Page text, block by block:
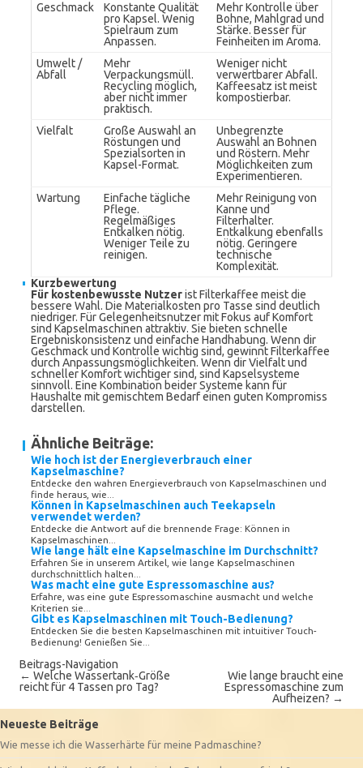
Geschmack
Konstante Qualität
pro Kapsel. Wenig
Spielraum zum
Anpassen.
Mehr Kontrolle über
Bohne, Mahlgrad und
Stärke. Besser für
Feinheiten im Aroma.
Umwelt /
Abfall
Mehr
Verpackungsmüll.
Recycling möglich,
aber nicht immer
praktisch.
Weniger nicht
verwertbarer Abfall.
Kaffeesatz ist meist
kompostierbar.
Vielfalt
Große Auswahl an
Röstungen und
Spezialsorten in
Kapsel-Format.
Unbegrenzte
Auswahl an Bohnen
und Röstern. Mehr
Möglichkeiten zum
Experimentieren.
Wartung
Einfache tägliche
Pflege.
Regelmäßiges
Entkalken nötig.
Weniger Teile zu
reinigen.
Mehr Reinigung von
Kanne und
Filterhalter.
Entkalkung ebenfalls
nötig. Geringere
technische
Komplexität.
Kurzbewertung
Für kostenbewusste Nutzerist Filterkaffee meist die
bessere Wahl. Die Materialkosten pro Tasse sind deutlich
niedriger. Für Gelegenheitsnutzer mit Fokus auf Komfort
sind Kapselmaschinen attraktiv. Sie bieten schnelle
Ergebniskonsistenz und einfache Handhabung. Wenn dir
Geschmack und Kontrolle wichtig sind, gewinnt Filterkaffee
durch Anpassungsmöglichkeiten. Wenn dir Vielfalt und
schneller Komfort wichtiger sind, sind Kapselsysteme
sinnvoll. Eine Kombination beider Systeme kann für
Haushalte mit gemischtem Bedarf einen guten Kompromiss
darstellen.
Ähnliche Beiträge:
Wie hoch ist der Energieverbrauch einer
Kapselmaschine?
Entdecke den wahren Energieverbrauch von Kapselmaschinen und
finde heraus, wie...
Können in Kapselmaschinen auch Teekapseln
verwendet werden?
Entdecke die Antwort auf die brennende Frage: Können in
Kapselmaschinen...
Wie lange hält eine Kapselmaschine im Durchschnitt?
Erfahren Sie in unserem Artikel, wie lange Kapselmaschinen
durchschnittlich halten...
Was macht eine gute Espressomaschine aus?
Erfahre, was eine gute Espressomaschine ausmacht und welche
Kriterien sie...
Gibt es Kapselmaschinen mit Touch-Bedienung?
Entdecken Sie die besten Kapselmaschinen mit intuitiver Touch-
Bedienung! Genießen Sie...
Beitrags-Navigation
← Welche Wassertank‑Größe
reicht für 4 Tassen pro Tag?
Wie lange braucht eine
Espressomaschine zum
Aufheizen? →
Neueste Beiträge
Wie messe ich die Wasserhärte für meine Padmaschine?